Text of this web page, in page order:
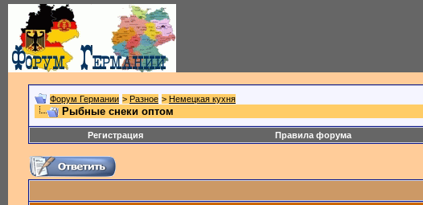
Форум Германии > Разное > Немецкая кухня
Рыбные снеки оптом
Регистрация Правила форума